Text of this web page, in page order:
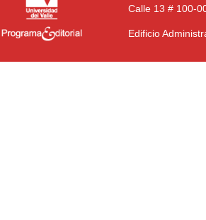
Calle 13 # 100-
Edificio